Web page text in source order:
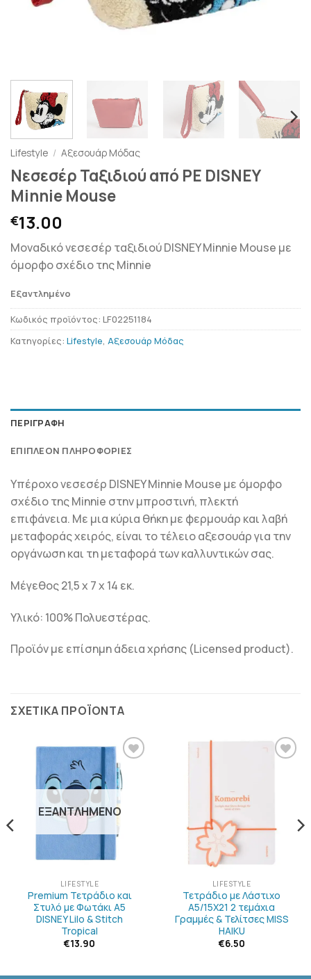
Lifestyle / Αξεσουάρ Μόδας
Νεσεσέρ Ταξιδιού από PE DISNEY
Minnie Mouse
€13.00
Μοναδικό νεσεσέρ ταξιδιού DISNEY Minnie Mouse με
όμορφο σχέδιο της Minnie
Εξαντλημένο
Κωδικός προϊόντος: LF02251184
Κατηγορίες: Lifestyle, Αξεσουάρ Μόδας
ΠΕΡΙΓΡΑΦΉ
ΕΠΙΠΛΈΟΝ ΠΛΗΡΟΦΟΡΊΕΣ
Υπέροχο νεσεσέρ DISNEY Minnie Mouse με όμορφο
σχέδιο της Minnie στην μπροστινή, πλεκτή
επιφάνεια. Με μια κύρια θήκη με φερμουάρ και λαβή
μεταφοράς χειρός, είναι το τέλειο αξεσουάρ για την
οργάνωση και τη μεταφορά των καλλυντικών σας.
Μέγεθος 21,5 x 7 x 14 εκ.
Υλικό: 100% Πολυεστέρας.
Προϊόν με επίσημη άδεια χρήσης (Licensed product).
ΣΧΕΤΙΚΆ ΠΡΟΪΌΝΤΑ
ΠΡΟΣΘΉΚΗ
ΣΤΗΝ
ΛΊΣΤΑ
ΕΠΙΘΥΜΙΏΝ
ΕΞΑΝΤΛΗΜΈΝΟ
LIFESTYLE
Premium Τετράδιο και
Στυλό με Φωτάκι Α5
DISNEY Lilo & Stitch
Tropical
€13.90
ΕΠΙΘΥΜΙΏΝ
LIFESTYLE
Τετράδιο με Λάστιχο
A5/15X21 2 τεμάχια
Γραμμές & Τελίτσες MISS
HAIKU
€6.50